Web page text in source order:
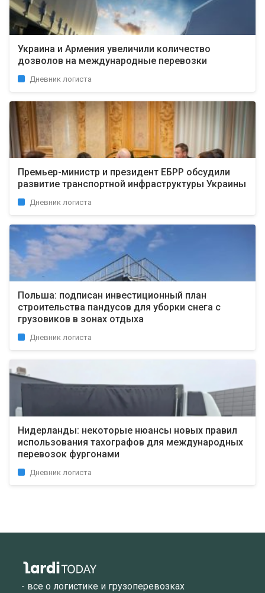
Украина и Армения увеличили количество
дозволов на международные перевозки
Дневник логиста
Премьер-министр и президент ЕБРР обсудили
развитие транспортной инфраструктуры Украины
Дневник логиста
Польша: подписан инвестиционный план
строительства пандусов для уборки снега с
грузовиков в зонах отдыха
Дневник логиста
Нидерланды: некоторые нюансы новых правил
использования тахографов для международных
перевозок фургонами
Дневник логиста
- все о логистике и грузоперевозках